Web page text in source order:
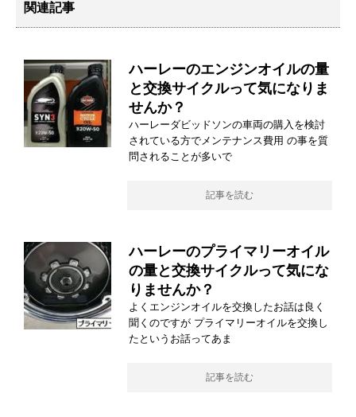
関連記事
ハーレーのエンジンオイルの量
と交換サイクルって気になりま
せんか？
ハーレーダビッドソンの車両の購入を検討
されている方でメンテナンス費用 の事を質
問されることが多いで
記事を読む
ハーレーのプライマリーオイル
の量と交換サイクルって気にな
りませんか？
よくエンジンオイルを交換したお話は良く
聞くのですが プライマリーオイルを交換し
たというお話ってあま
記事を読む